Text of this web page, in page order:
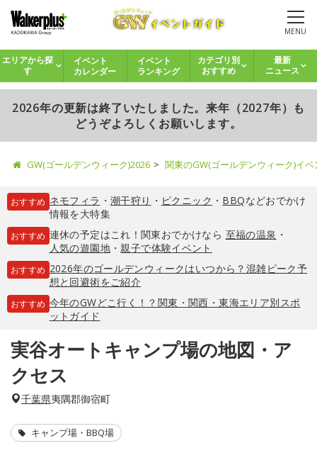
MENU
エリアから探
す
イベント
カレンダー
イベント
ランキング
カテゴリ別
おすすめ
最新
ニュース
2026年の更新は終了いたしました。来年（2027年）も
どうぞよろしくお願いします。
GW(ゴールデンウィーク)2026 関東のGW(ゴールデンウィーク)イ
おすすめ ネモフィラ ・ 潮干狩り ・ ピクニック ・ BBQなどおでかけ
情報を大特集
おすすめ 連休の予定はこれ！関東おでかけなら 至福の温泉 ・
人気の遊園地・親子で体験イベント
おすすめ 2026年のゴールデンウィークはいつから？混雑ピーク予
想と回避術をご紹介
おすすめ 今年のGWどこ行く！？関東・関西・東海エリア別スポ
ットガイド
実谷オートキャンプ場の地図・ア
クセス
千葉県夷隅郡御宿町
キャンプ場・BBQ場